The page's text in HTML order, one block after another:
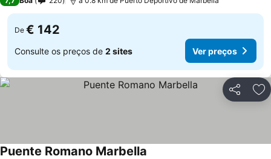
De € 142
Consulte os preços de 2 sites Ver preços
Partilhar
Puente Romano Marbella